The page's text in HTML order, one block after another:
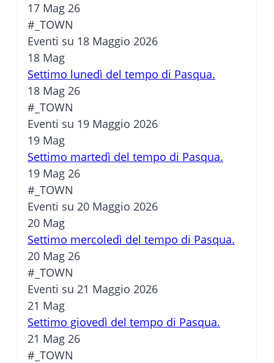
17 Mag 26
#_TOWN
Eventi su 18 Maggio 2026
18 Mag
Settimo lunedì del tempo di Pasqua.
18 Mag 26
#_TOWN
Eventi su 19 Maggio 2026
19 Mag
Settimo martedì del tempo di Pasqua.
19 Mag 26
#_TOWN
Eventi su 20 Maggio 2026
20 Mag
Settimo mercoledì del tempo di Pasqua.
20 Mag 26
#_TOWN
Eventi su 21 Maggio 2026
21 Mag
Settimo giovedì del tempo di Pasqua.
21 Mag 26
#_TOWN